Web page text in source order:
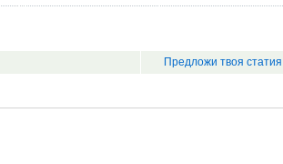
Предложи твоя статия